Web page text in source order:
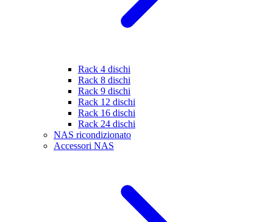
Rack 4 dischi
Rack 8 dischi
Rack 9 dischi
Rack 12 dischi
Rack 16 dischi
Rack 24 dischi
NAS ricondizionato
Accessori NAS